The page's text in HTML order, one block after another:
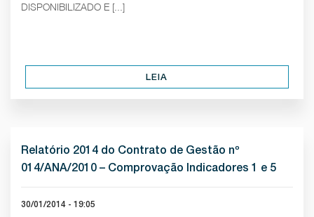
DISPONIBILIZADO E [...]
LEIA
Relatório 2014 do Contrato de Gestão nº
014/ANA/2010 – Comprovação Indicadores 1 e 5
30/01/2014 - 19:05